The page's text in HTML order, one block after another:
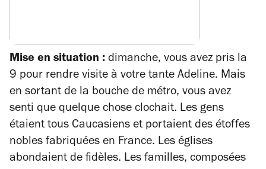
Mise en situation : dimanche, vous avez pris la
9 pour rendre visite à votre tante Adeline. Mais
en sortant de la bouche de métro, vous avez
senti que quelque chose clochait. Les gens
étaient tous Caucasiens et portaient des étoffes
nobles fabriquées en France. Les églises
abondaient de fidèles. Les familles, composées